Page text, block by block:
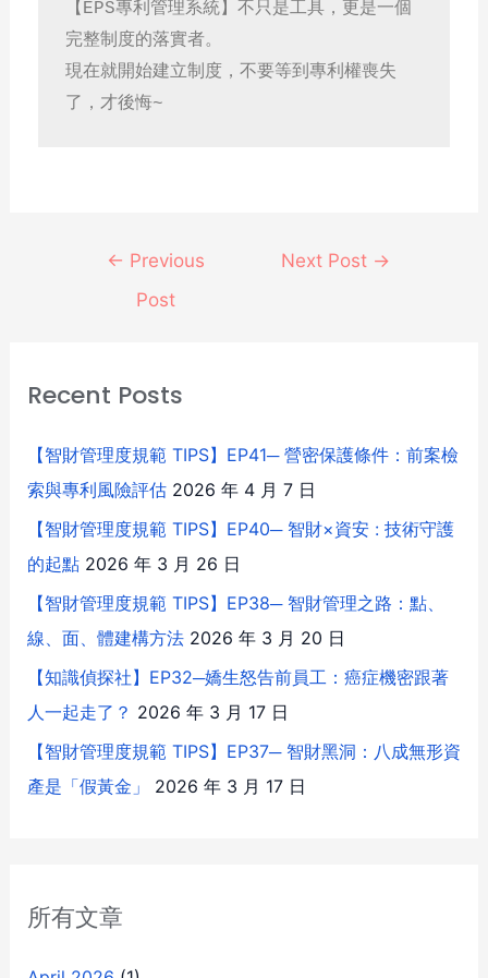
【EPS專利管理系統】不只是工具，更是一個
完整制度的落實者。
現在就開始建立制度，不要等到專利權喪失
了，才後悔~
← Previous
Post
Next Post →
Recent Posts
【智財管理度規範 TIPS】EP41─ 營密保護條件：前案檢
索與專利風險評估 2026 年 4 月 7 日
【智財管理度規範 TIPS】EP40─ 智財×資安 : 技術守護
的起點 2026 年 3 月 26 日
【智財管理度規範 TIPS】EP38─ 智財管理之路：點、
線、面、體建構方法 2026 年 3 月 20 日
【知識偵探社】EP32─嬌生怒告前員工：癌症機密跟著
人一起走了？ 2026 年 3 月 17 日
【智財管理度規範 TIPS】EP37─ 智財黑洞：八成無形資
產是「假黃金」
2026 年 3 月 17 日
所有文章